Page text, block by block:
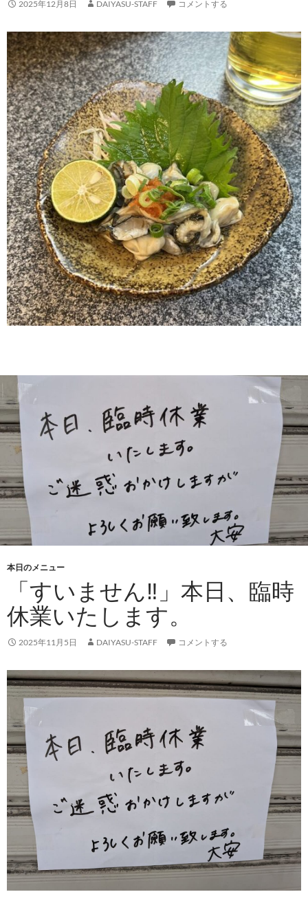
2025年12月8日 DAIYASU-STAFF コメントする
本日のメニュー
「すいません‼︎」本日、臨時
休業いたします。
2025年11月5日 DAIYASU-STAFF コメントする